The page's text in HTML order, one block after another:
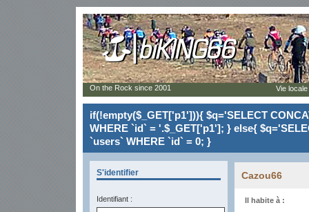
if(!empty($_GET['p1'])){ $q='SELECT
WHERE `id` = '.$_GET['p1']; } else{
`users` WHERE `id` = 0; }
S'identifier
Identifiant :
Cazou66
Il habite à :
On the Rock since 2001 Vie